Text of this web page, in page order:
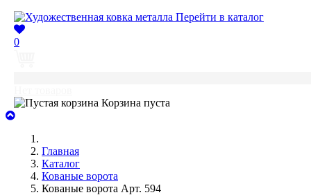
Перейти в каталог
0
Корзина пуста
Главная
Каталог
Кованые ворота
Кованые ворота Арт. 594